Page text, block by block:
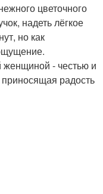
цветочного
надеть лёгкое
но как
женщиной - честью и
радость